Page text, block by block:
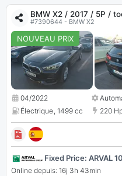
BMW X2 / 2017 / 5P /
#7390644 - BMW X2
NOUVEAU PRIX
04/2022
Électrique, 1499 cc 220
Fixed Price: ARVAL
Online depuis: 16j 3h 43min